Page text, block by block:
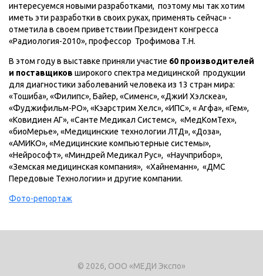
интересуемся новыми разработками, поэтому мы так хотим
иметь эти разработки в своих руках, применять сейчас» -
отметила в своем приветствии Президент конгресса
«Радиология-2010», профессор Трофимова Т.Н.
В этом году в выставке приняли участие 60 производителей
и поставщиков широкого спектра медицинской продукции
для диагностики заболеваний человека из 13 стран мира:
«Тошиба», «Филипс», Байер, «Сименс», «ДжиИ Хэлскеа»,
«Фуджифильм-РО», «Кэарстрим Хелс», «ИПС», « Агфа», «Гем»,
«Ковидиен АГ», «Санте Медикал Системс», «МедКомТех»,
«биоМерье», «Медицинские технологии ЛТД», «Доза»,
«АМИКО», «Медицинские компьютерные системы»,
«Нейрософт», «Миндрей Медикал Рус», «Научприбор»,
«Земская медицинская компания», «Хайнеманн», «ДМС
Передовые Технологии» и другие компании.
Фото-репортаж
© 2026, ООО «МЕДИ Экспо»